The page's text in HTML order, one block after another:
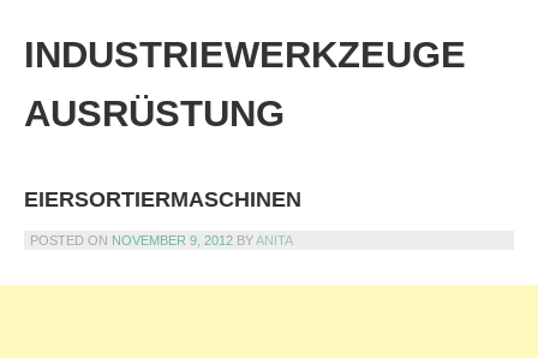
content
INDUSTRIEWERKZEUGE
AUSRÜSTUNG
EIERSORTIERMASCHINEN
POSTED ON NOVEMBER 9, 2012 BYANITA